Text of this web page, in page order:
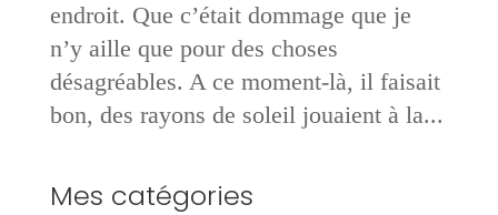
endroit. Que c’était dommage que je
n’y aille que pour des choses
désagréables. A ce moment-là, il faisait
bon, des rayons de soleil jouaient à la...
Mes catégories